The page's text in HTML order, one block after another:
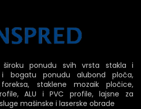
ponudu svih vrsta stakla i
i bogatu ponudu alubond ploča,
staklene mozaik pločice,
ALU i PVC profile, lajsne za
mašinske i laserske obrade